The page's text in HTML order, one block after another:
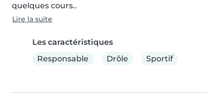
quelques cours..
Lire la suite
Les caractéristiques
Responsable
Drôle Sportif